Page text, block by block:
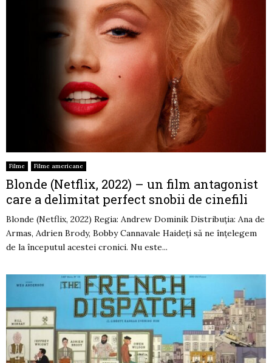
Filme Filme americane
Blonde (Netflix, 2022) – un film antagonist
care a delimitat perfect snobii de cinefili
Blonde (Netflix, 2022) Regia: Andrew Dominik Distribuția: Ana de
Armas, Adrien Brody, Bobby Cannavale Haideți să ne înțelegem
de la începutul acestei cronici. Nu este...